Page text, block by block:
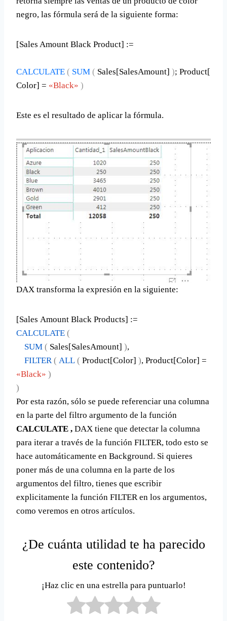
negro, las fórmula será de la siguiente forma:
[Sales Amount Black Product] :=
CALCULATE ( SUM ( Sales[SalesAmount] ); Product[
Color] = «Black» )
Este es el resultado de aplicar la fórmula.
DAX transforma la expresión en la siguiente:
[Sales Amount Black Products] :=
CALCULATE (
SUM ( Sales[SalesAmount] ),
FILTER( ALL ( Product[Color] ), Product[Color] =
«Black» )
)
Por esta razón, sólo se puede referenciar una columna
en la parte del filtro argumento de la función
CALCULATE , DAX tiene que detectar la columna
para iterar a través de la función FILTER, todo esto se
hace automáticamente en Background. Si quieres
poner más de una columna en la parte de los
argumentos del filtro, tienes que escribir
explicitamente la función FILTER en los argumentos,
como veremos en otros artículos.
¿De cuánta utilidad te ha parecido
este contenido?
¡Haz clic en una estrella para puntuarlo!